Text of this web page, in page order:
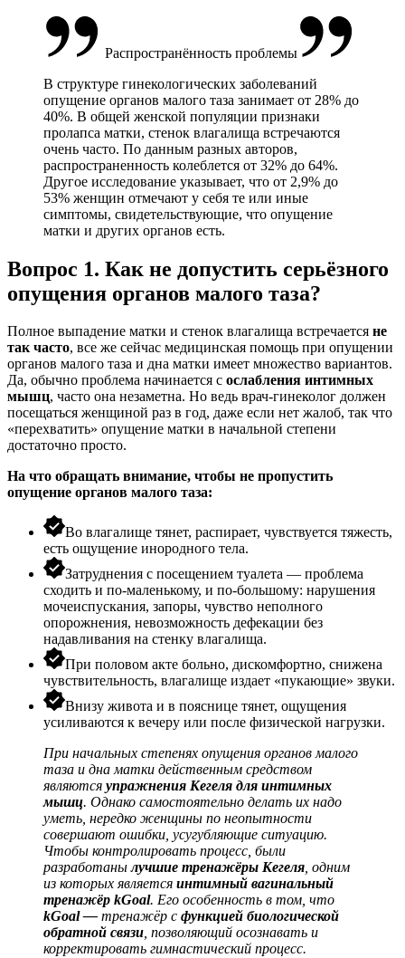
Распространённость проблемы
В структуре гинекологических заболеваний
опущение органов малого таза занимает от 28% до
40%. В общей женской популяции признаки
пролапса матки, стенок влагалища встречаются
очень часто. По данным разных авторов,
распространенность колеблется от 32% до 64%.
Другое исследование указывает, что от 2,9% до
53% женщин отмечают у себя те или иные
симптомы, свидетельствующие, что опущение
матки и других органов есть.
Вопрос 1. Как не допустить серьёзного
опущения органов малого таза?
Полное выпадение матки и стенок влагалища встречается не
так часто, все же сейчас медицинская помощь при опущении
органов малого таза и дна матки имеет множество вариантов.
Да, обычно проблема начинается с ослабления интимных
мышц, часто она незаметна. Но ведь врач-гинеколог должен
посещаться женщиной раз в год, даже если нет жалоб, так что
«перехватить» опущение матки в начальной степени
достаточно просто.
На что обращать внимание, чтобы не пропустить
опущение органов малого таза:
Во влагалище тянет, распирает, чувствуется тяжесть,
есть ощущение инородного тела.
Затруднения с посещением туалета — проблема
сходить и по-маленькому, и по-большому: нарушения
мочеиспускания, запоры, чувство неполного
опорожнения, невозможность дефекации без
надавливания на стенку влагалища.
При половом акте больно, дискомфортно, снижена
чувствительность, влагалище издает «пукающие» звуки.
Внизу живота и в пояснице тянет, ощущения
усиливаются к вечеру или после физической нагрузки.
При начальных степенях опущения органовмалого
таза и дна матки действенным средством
являются упражнения Кегеля для интимных
мышц. Однако самостоятельно делать их надо
уметь, нередко женщины по неопытности
совершают ошибки, усугубляющие ситуацию.
Чтобы контролировать процесс, были
разработанылучшие тренажёры Кегеля, одним
из которых является интимный вагинальный
тренажёр kGoal. Его особенность в том, что
kGoal — тренажёр с функцией биологической
обратной связи, позволяющий осознавать и
корректировать гимнастический процесс.